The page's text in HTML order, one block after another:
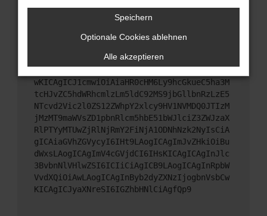
das Problem zu beheben. Du kannst uns diesen
Text schicken, um uns bei der Fehlersuche zu
unterstützen:
ewogICJuYW1lIjogIk5ldHdvcmtFcnJvciIsCiAgI
mNvbmZpZyI6IHsKICAgICJtZXRob2QiOiAiR0VUIi
wKICAgICJ1cmwiOiAiaHR0cHM6Ly9hcGkueC5ha3M
tcHJvZC5hdWRhcmlzLm5ldC92MS9jbGllbnRzLzE5
NTcvd2Vic2l0ZS12ZWhpY2xlcy9HV1NVMDQ0JTIzM
jMzMT9maWVsZD1pbnRlcm5hbE51bWJlciZ3ZWJzaX
RlPTYyMTUwZjRlNjRmY2FiNjA1ODNhNzk2NyIsCiA
gICAiaGVhZGVycyI6IHt9LAogICAgImJvZHkiOiBu
dWxsLAogICAgImV4cGVjdCI6IHsKICAgICAgInJlc
3BvbnNlVHlwZSI6ICIiCiAgICB9LAogICAgInRpbW
VvdXQiOiAwLAogICAgInByb2dyZXNzIjogbnVsbCw
KICAgICJyaXNreSI6IGZhbHNlCiAgfQp9
Speichern
Optionale Cookies ablehnen
Alle akzeptieren